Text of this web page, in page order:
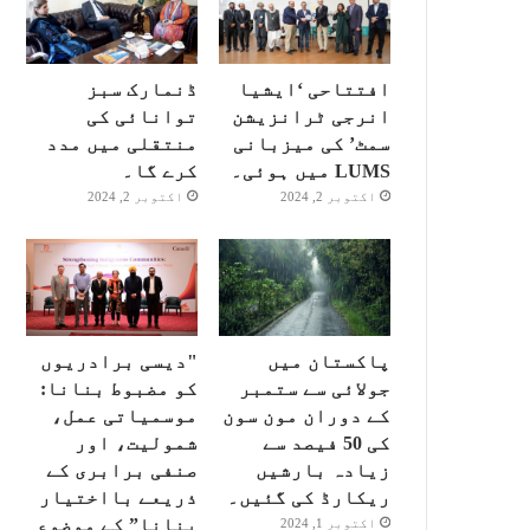
افتتاحی ‘ایشیا
انرجی ٹرانزیشن
سمٹ’ کی میزبانی
LUMS میں ہوئی۔
اکتوبر 2, 2024
ڈنمارک سبز
توانائی کی
منتقلی میں مدد
کرے گا۔
اکتوبر 2, 2024
پاکستان میں
جولائی سے ستمبر
کے دوران مون سون
کی 50 فیصد سے
زیادہ بارشیں
ریکارڈ کی گئیں۔
اکتوبر 1, 2024
"دیسی برادریوں
کو مضبوط بنانا:
موسمیاتی عمل،
شمولیت، اور
صنفی برابری کے
ذریعے بااختیار
بنانا” کے موضوع